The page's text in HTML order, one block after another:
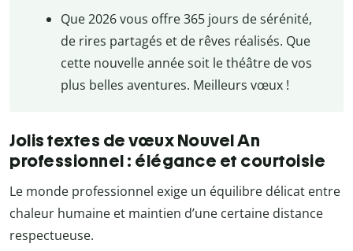
Que 2026 vous offre 365 jours de sérénité,
de rires partagés et de rêves réalisés. Que
cette nouvelle année soit le théâtre de vos
plus belles aventures. Meilleurs vœux !
Jolis textes de vœux Nouvel An
professionnel : élégance et courtoisie
Le monde professionnel exige un équilibre délicat entre
chaleur humaine et maintien d’une certaine distance
respectueuse.